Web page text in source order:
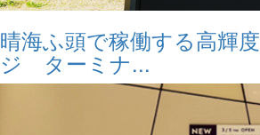
晴海ふ頭で稼働する高輝
ジ ターミナ...